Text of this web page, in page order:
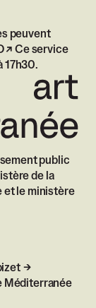
public
de la
et le ministère
Méditerranée
peuvent
Ce service
17h30.